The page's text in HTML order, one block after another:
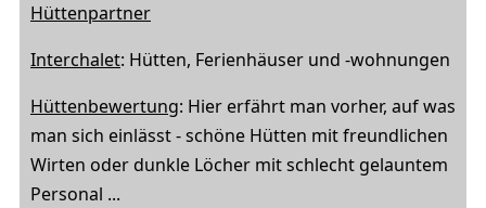
Hüttenpartner
Interchalet: Hütten, Ferienhäuser und -wohnungen
Hüttenbewertung: Hier erfährt man vorher, auf was
man sich einlässt - schöne Hütten mit freundlichen
Wirten oder dunkle Löcher mit schlecht gelauntem
Personal ...